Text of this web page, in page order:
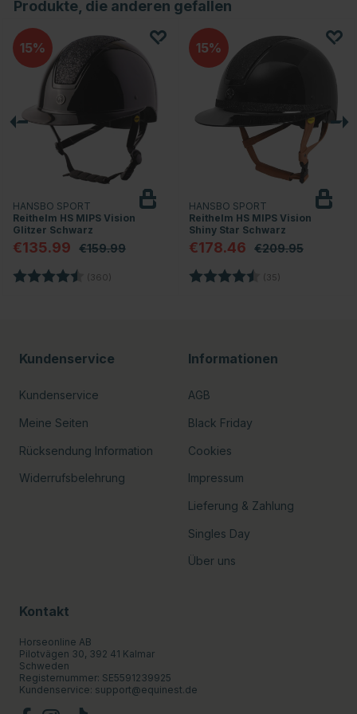
Produkte, die anderen gefallen
15
HANSBO SPORT
Reithelm HS MIPS Vision
Glitzer Schwarz
€135.99 €159.99
Bewertung: (360) 4.7 von 5 Sternen
15
HANSBO SPORT
Reithelm HS MIPS Vision
Shiny Star Schwarz
€178.46 €209.95
Bewertung: (35)
Kundenservice
Kundenservice
Meine Seiten
Rücksendung Information
Widerrufsbelehrung
Informationen
AGB
Black Friday
Cookies
Impressum
Lieferung & Zahlung
Singles Day
Über uns
Kontakt
Horseonline AB
Pilotvägen 30, 392 41 Kalmar
Schweden
Registernummer: SE5591239925
Kundenservice: support@equinest.de